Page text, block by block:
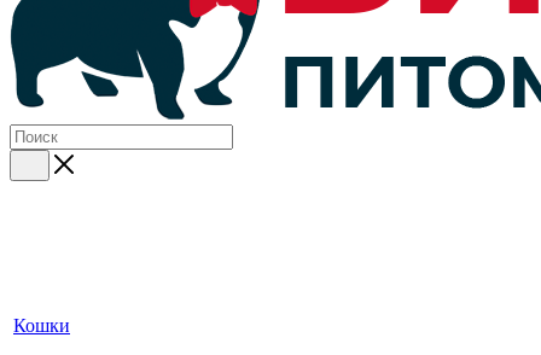
Кошки